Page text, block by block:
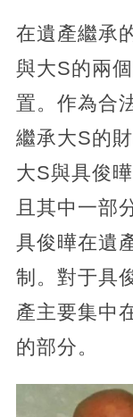
在遺產繼承
與大S的兩
置。作為合
繼承大S的
大S與具俊
且其中一部
具俊曄在遺
制。對于具
產主要集中
的部分。